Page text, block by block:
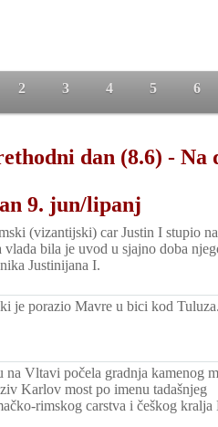
2 3 4 5 6
dan (8.6) - Na
9. jun/lipanj
(vizantijski) car Justin I stupio na
vlada bila je uvod u sjajno doba
Justinijana I.
je porazio Mavre u bici kod Tuluza.
na Vltavi počela gradnja kamenog
Karlov most po imenu tadašnjeg
rimskog carstva i češkog kralja